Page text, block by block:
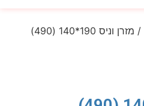
/ מזרן וניס 190*140 (490)